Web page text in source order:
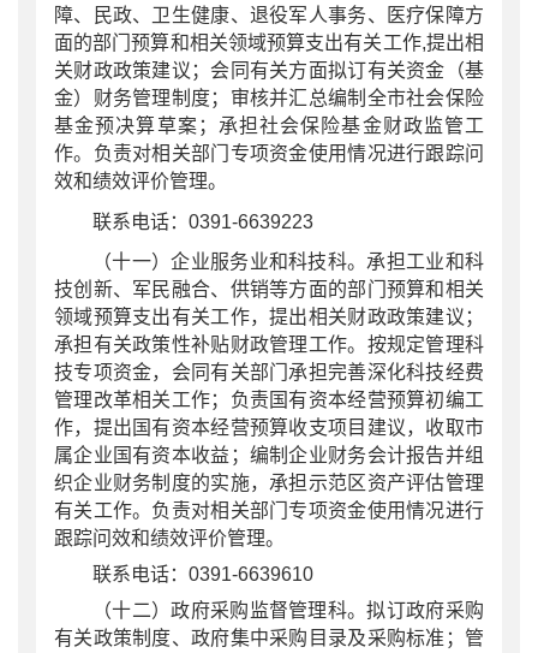
障、民政、卫生健康、退役军人事务、医疗保障方
面的部门预算和相关领域预算支出有关工作,提出相
关财政政策建议；会同有关方面拟订有关资金（基
金）财务管理制度；审核并汇总编制全市社会保险
基金预决算草案；承担社会保险基金财政监管工
作。负责对相关部门专项资金使用情况进行跟踪问
效和绩效评价管理。
联系电话：0391-6639223
（十一）企业服务业和科技科。承担工业和科
技创新、军民融合、供销等方面的部门预算和相关
领域预算支出有关工作，提出相关财政政策建议；
承担有关政策性补贴财政管理工作。按规定管理科
技专项资金，会同有关部门承担完善深化科技经费
管理改革相关工作；负责国有资本经营预算初编工
作，提出国有资本经营预算收支项目建议，收取市
属企业国有资本收益；编制企业财务会计报告并组
织企业财务制度的实施，承担示范区资产评估管理
有关工作。负责对相关部门专项资金使用情况进行
跟踪问效和绩效评价管理。
联系电话：0391-6639610
（十二）政府采购监督管理科。拟订政府采购
有关政策制度、政府集中采购目录及采购标准；管